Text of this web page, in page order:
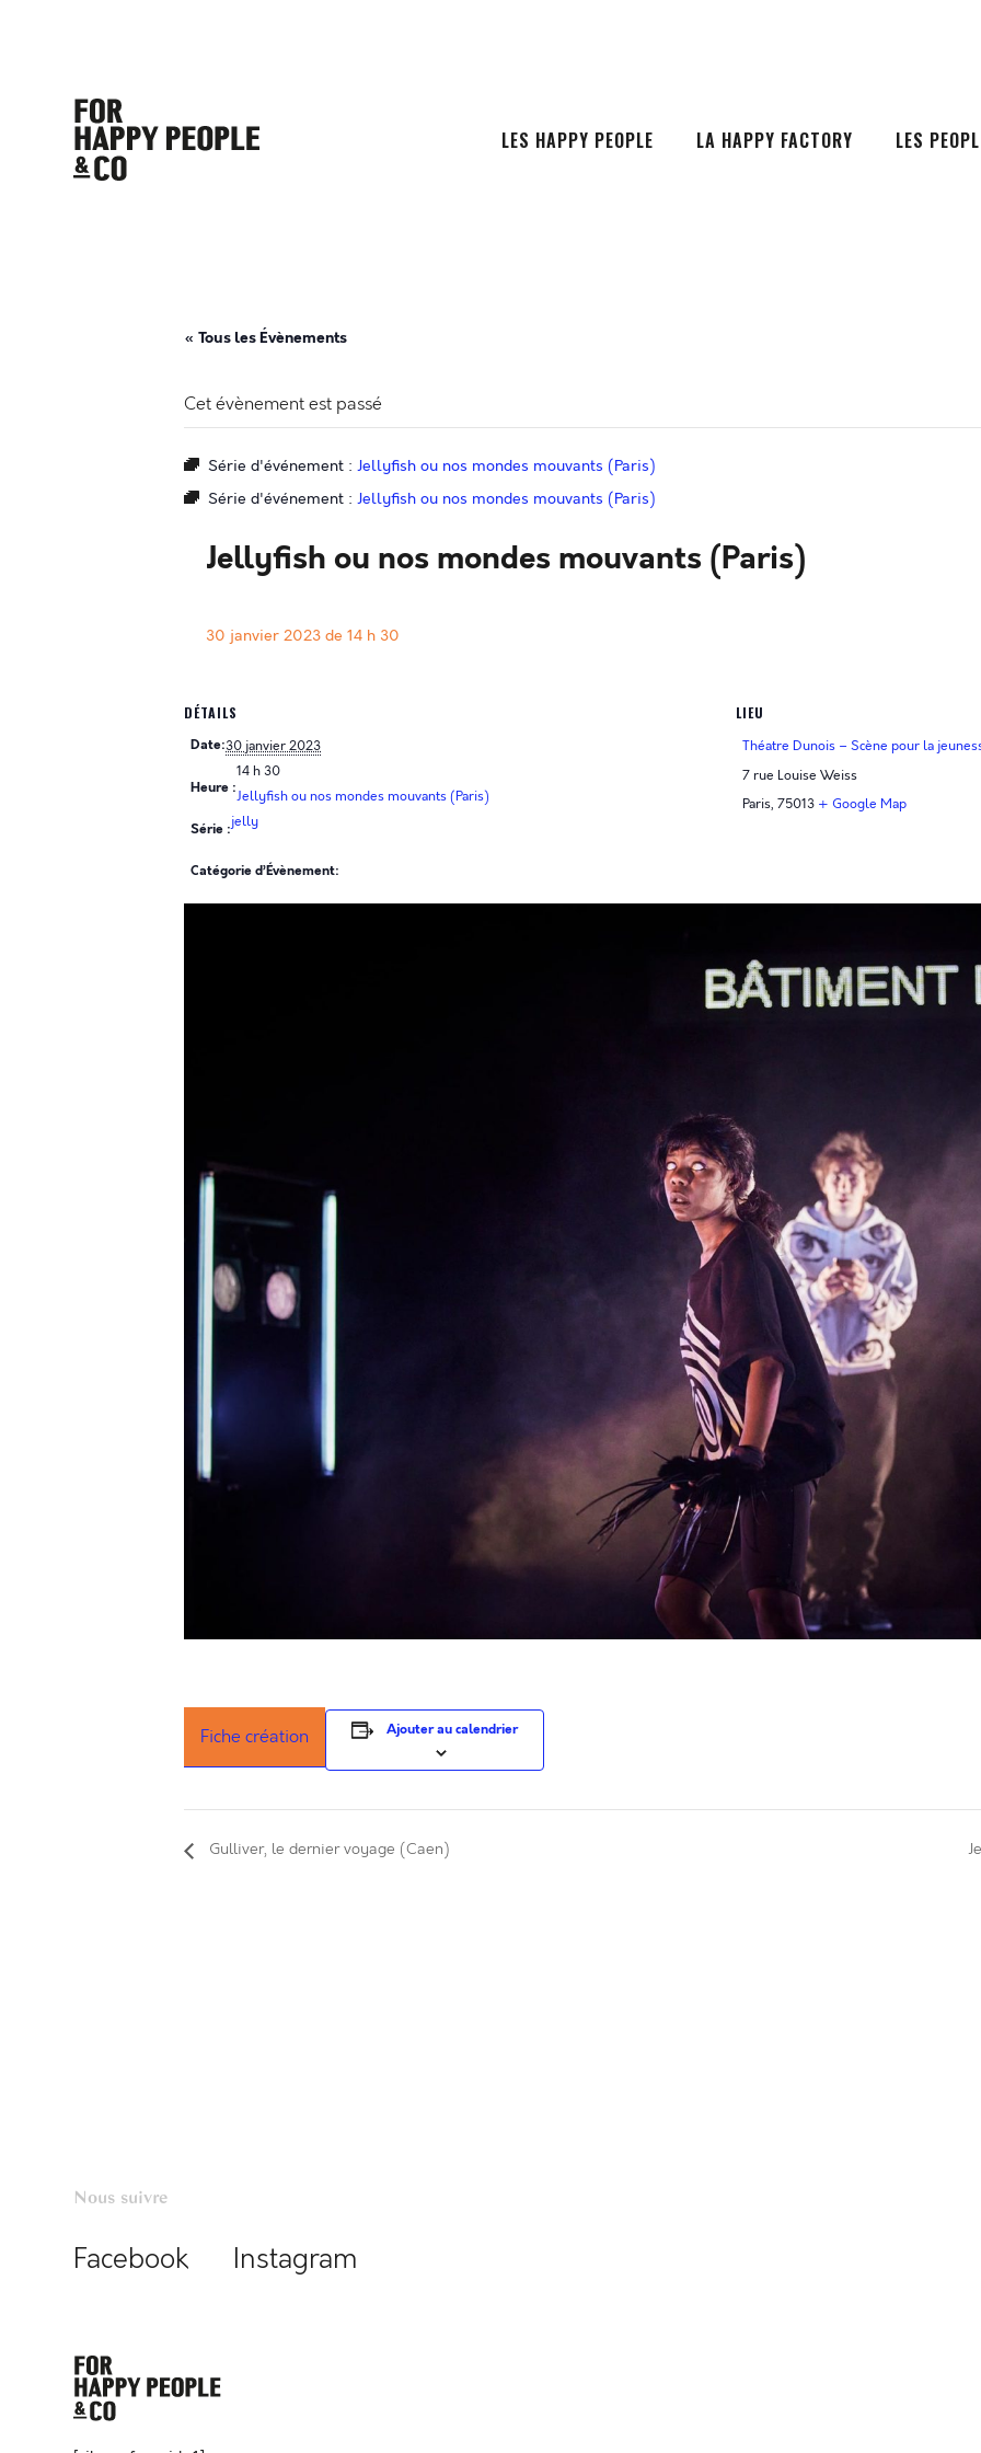
LES HAPPY PEOPLE LA HAPPY FACTORY LES
« Tous les Évènements
Cet évènement est passé
Série d'événement : Jellyfish ou nos mondes mouvants (Paris)
Série d'événement : Jellyfish ou nos mondes mouvants (Paris)
Jellyfish ou nos mondes mouvants (Paris)
30 janvier 2023 de 14 h 30
DÉTAILS
Date:30 janvier 2023
Heure :
14 h 30
Série :
Jellyfish ou nos mondes mouvants (Paris)
Catégorie d’Évènement:
jelly
LIEU
Théatre Dunois – Scène pour la
7 rue Louise Weiss
Paris, 75013 + Google Map
Fiche création Ajouter au calendrier
Gulliver, le dernier voyage (Caen)
Nous suivre
Facebook Instagram